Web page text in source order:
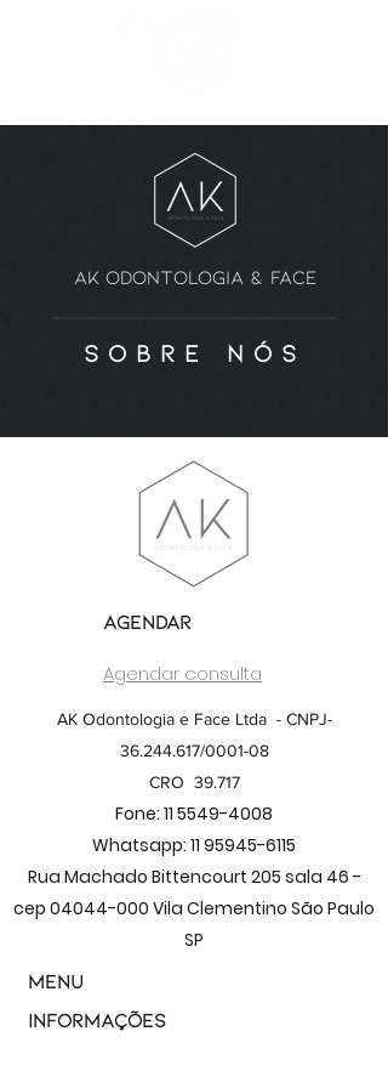
ak odontologia & face
sobre nós
Agendar
Agendar consulta
AK Odontologia e Face Ltda - CNPJ-
36.244.617/0001-08
CRO 39.717
Fone: 11 5549-4008
Whatsapp: 11 95945-6115
Rua Machado Bittencourt 205 sala 46 -
cep 04044-000 Vila Clementino São Paulo
SP
Menu
Informações